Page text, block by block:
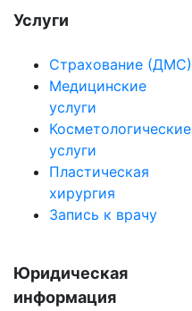
Услуги
Страхование (ДМС)
Медицинские
услуги
Косметологические
услуги
Пластическая
хирургия
Запись к врачу
Юридическая
информация